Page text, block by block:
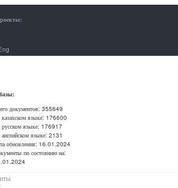
документов: 355649
языке: 176600
языке: 176917
языке: 2131
обновления: 16.01.2024
по состоянию на: